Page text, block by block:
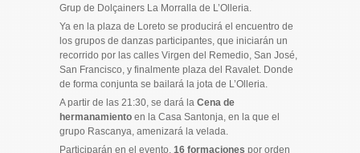
Grup de Dolçainers La Morralla de L’Olleria.
Ya en la plaza de Loreto se producirá el encuentro de
los grupos de danzas participantes, que iniciarán un
recorrido por las calles Virgen del Remedio, San José,
San Francisco, y finalmente plaza del Ravalet. Donde
de forma conjunta se bailará la jota de L’Olleria.
A partir de las 21:30, se dará la Cena de
hermanamiento en la Casa Santonja, en la que el
grupo Rascanya, amenizará la velada.
Participarán en el evento, 16 formaciones por orden